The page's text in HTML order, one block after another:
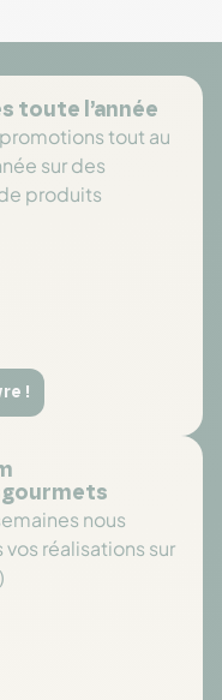
toute l’année
tout au
sur des
produits
!
nous
réalisations sur